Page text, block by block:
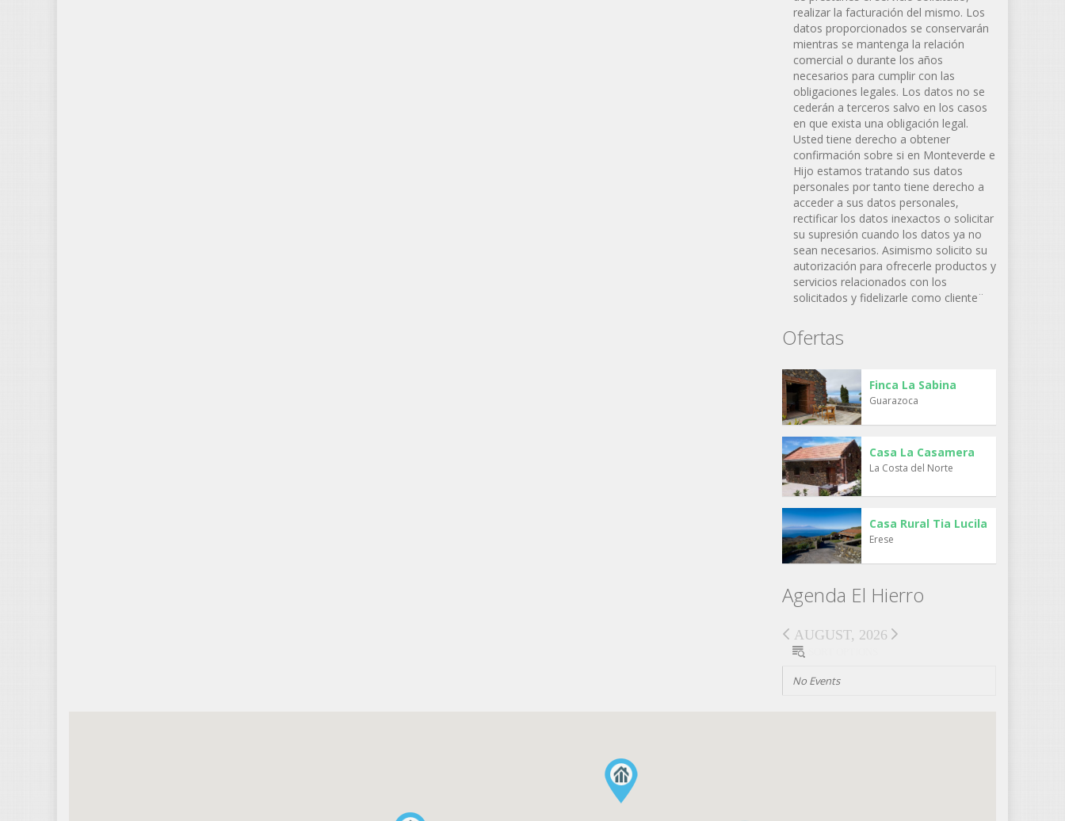
realizar la facturación del mismo. Los
datos proporcionados se conservarán
mientras se mantenga la relación
comercial o durante los años
necesarios para cumplir con las
obligaciones legales. Los datos no se
cederán a terceros salvo en los casos
en que exista una obligación legal.
Usted tiene derecho a obtener
confirmación sobre si en Monteverde e
Hijo estamos tratando sus datos
personales por tanto tiene derecho a
acceder a sus datos personales,
rectificar los datos inexactos o solicitar
su supresión cuando los datos ya no
sean necesarios. Asimismo solicito su
autorización para ofrecerle productos y
servicios relacionados con los
solicitados y fidelizarle como cliente¨
Ofertas
Finca La Sabina
Guarazoca
Casa La Casamera
La Costa del Norte
Casa Rural Tia Lucila
Erese
Agenda El Hierro
AUGUST, 2026
No Events